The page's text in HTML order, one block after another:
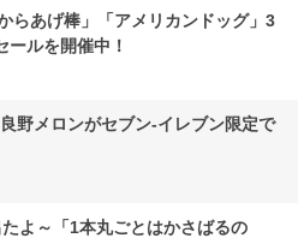
らあげ棒」「アメリカンドッグ」3
ールを開催中！
野メロンがセブン‐イレブン限定で
よ～「1本丸ごとはかさばるの